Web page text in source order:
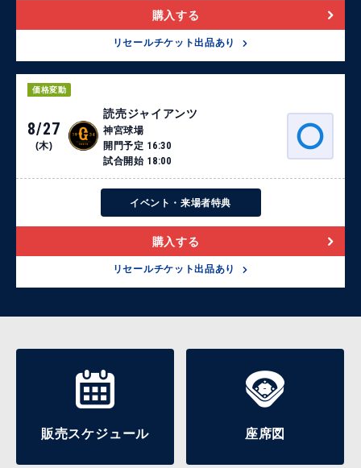
購入する
リセールチケット出品あり
価格変動
8/27
(木)
読売ジャイアンツ
神宮球場
開門予定 16:30
試合開始 18:00
イベント・来場者特典
購入する
リセールチケット出品あり
販売スケジュール 座席図